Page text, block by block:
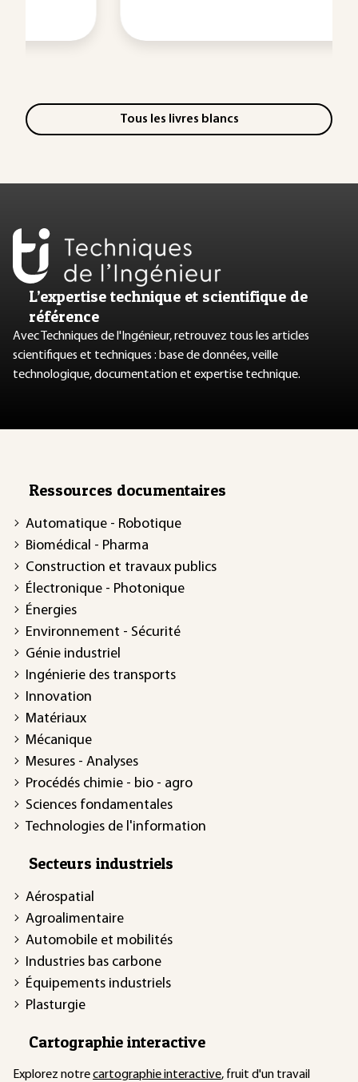
Tous les livres blancs
L’expertise technique et scientifique de
référence
Avec Techniques de l'Ingénieur, retrouvez tous les articles
scientifiques et techniques : base de données, veille
technologique, documentation et expertise technique.
Ressources documentaires
Automatique - Robotique
Biomédical - Pharma
Construction et travaux publics
Électronique - Photonique
Énergies
Environnement - Sécurité
Génie industriel
Ingénierie des transports
Innovation
Matériaux
Mécanique
Mesures - Analyses
Procédés chimie - bio - agro
Sciences fondamentales
Technologies de l'information
Secteurs industriels
Aérospatial
Agroalimentaire
Automobile et mobilités
Industries bas carbone
Équipements industriels
Plasturgie
Cartographie interactive
Explorez notrecartographie interactive, fruit d'un travail